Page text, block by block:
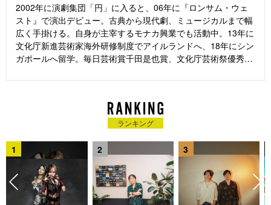
2002年に演劇集団「円」に入ると、06年に『ロンサム・ウェ
スト』で演出デビュー。古典から現代劇、ミュージカルまで幅
広く手掛ける。自身が主宰するモナカ興業でも活動中。13年に
文化庁新進芸術家海外研修制度でアイルランドへ、18年にシン
ガポールへ留学。毎日芸術賞千田是也賞、文化庁芸術祭優秀
劇部門 文部科学大臣新人賞、WOWOW presents勝手に演劇大
台】『エレファント・マン』(20)、『ジュリアス・シーザー』
『Romeo and Juliet －ロミオとジュリエット－』『パレード』
ン』『奇跡の人』『冬のライオン』(22)、『NOISES OFF』
『夜叉ヶ池』『バンズ・ヴィジット』(23)、『ヴェニスの商
人』『ハムレットQ1』『メディア/イアソン』(24)、『マスタ
ークラス』（25）などがある。
ランキング
1 2 3